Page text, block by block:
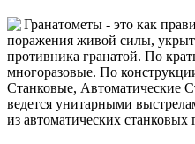
Гранатометы - это как
поражения живой силы,
противника гранатой. По
многоразовые. По
Станковые, Автоматические
ведется унитарными
из автоматических станковых